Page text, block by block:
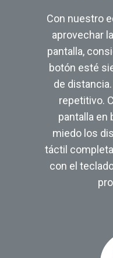
Con nuestro
aprovechar
pantalla,
botón esté
de
repetitivo.
pantalla en
miedo los
táctil
con el